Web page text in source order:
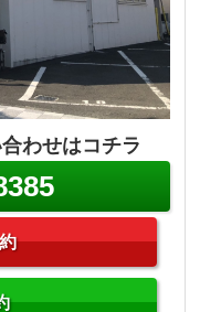
わせはコチラ